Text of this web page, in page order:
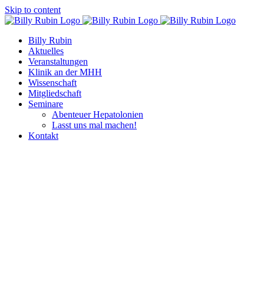
Skip to content
Billy Rubin
Aktuelles
Veranstaltungen
Klinik an der MHH
Wissenschaft
Mitgliedschaft
Seminare
Abenteuer Hepatolonien
Lasst uns mal machen!
Kontakt